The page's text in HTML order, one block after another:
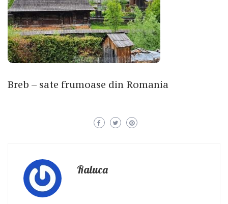
Breb – sate frumoase din Romania
Raluca